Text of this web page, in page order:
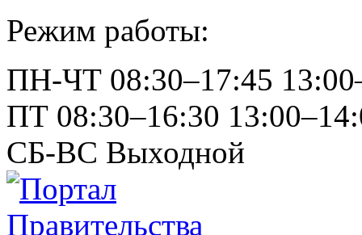
Режим работы:
ПН-ЧТ 08:30–17:45
ПТ 08:30–16:30
СБ-ВС Выходной